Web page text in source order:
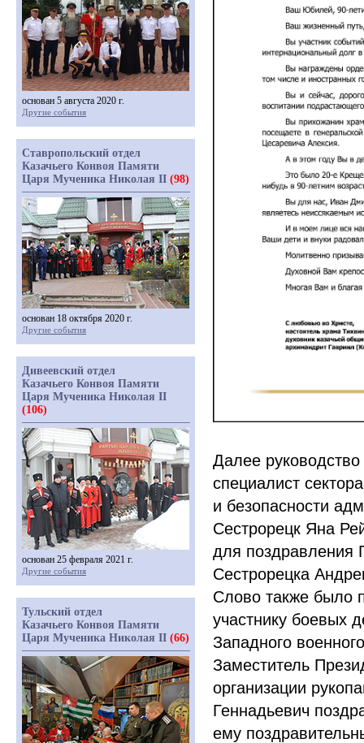
Далее
специалист
и безопасности
Сестрорецк Яна
для поздравления
Сестрорецка
Слово также было
участнику боевых
Западного
Заместитель
организации
Геннадьевич
ему
основан 5 августа 2020 г.
Другие события
Ставропольский отдел
Казачьего Конвоя Памяти
Царя Мученика Николая II (98)
основан 18 октября 2020 г.
Другие события
Дивеевский отдел
Казачьего Конвоя Памяти
Царя Мученика Николая II
(106)
основан 25 февраля 2021 г.
Другие события
Тульский отдел
Казачьего Конвоя Памяти
Царя Мученика Николая II (66)